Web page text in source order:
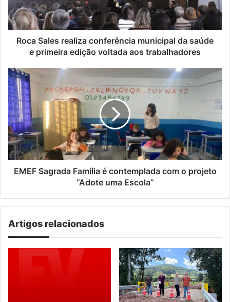
saúde
e
primeira
edição
voltada
trabalhadores
Roca Sales realiza conferência municipal da saúde
e primeira edição voltada aos trabalhadores
EMEF
Sagrada
Família
é
contemplada
com
o
projeto
“Adote
uma
EMEF Sagrada Família é contemplada com o projeto
“Adote uma Escola”
Artigos relacionados